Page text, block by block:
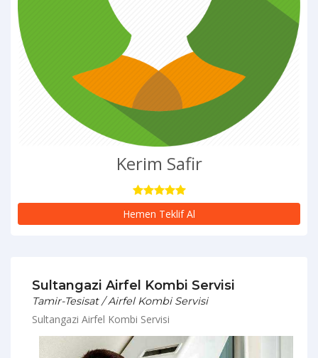
Kerim Safir
Hemen Teklif Al
Sultangazi Airfel Kombi Servisi
Tamir-Tesisat / Airfel Kombi Servisi
Sultangazi Airfel Kombi Servisi